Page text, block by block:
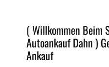
( Willkommen Beim
Autoankauf Dahn )
Ankauf